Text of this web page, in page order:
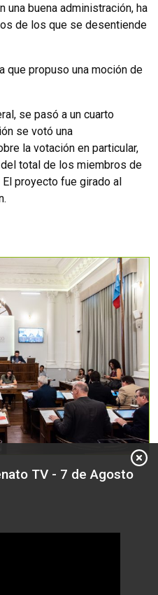
una buena administración, ha
de los que se desentiende
que propuso una moción de
se pasó a un cuarto
se votó una
la votación en particular,
total de los miembros de
El proyecto fue girado al
TV - 7 de Agosto